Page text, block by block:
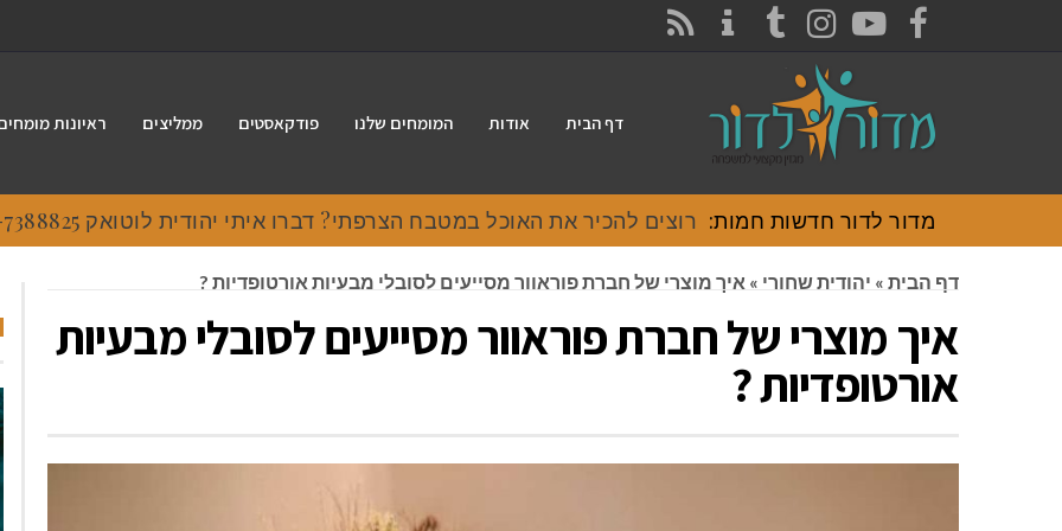
FACEBOOK
YOUTUBE
INSTAGRAM
TUMBLR
דף הבית אודות המומחים שלנו פודקאסטים ממליצים ראיונות
מדור לדור חדשות חמות: רוצים להכיר את האוכל במטבח הצרפתי? דברו איתי יהודית לוטואק 054-7388825.
דף הבית » יהודית שחורי » איך מוצרי של חברת פוראוור מסייעים לסובלי מבעיות אורטופדיות ?
איך מוצרי של חברת פוראוור מסייעים לסובלי מבעיות
אורטופדיות ?